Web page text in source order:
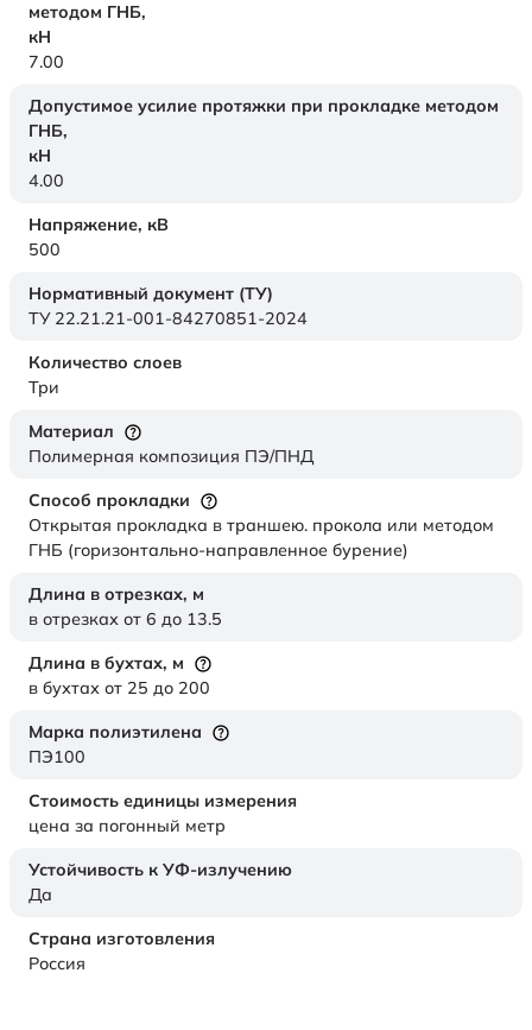
методом ГНБ,
кН
7.00
Допустимое усилие протяжки при прокладке методом
ГНБ,
кН
4.00
Напряжение, кВ
500
Нормативный документ (ТУ)
ТУ 22.21.21-001-84270851-2024
Количество слоев
Три
Материал
Полимерная композиция ПЭ/ПНД
Способ прокладки
Открытая прокладка в траншею. прокола или методом
ГНБ (горизонтально-направленное бурение)
Длина в отрезках, м
в отрезках от 6 до 13.5
Длина в бухтах, м
в бухтах от 25 до 200
Марка полиэтилена
ПЭ100
Стоимость единицы измерения
цена за погонный метр
Устойчивость к УФ-излучению
Да
Страна изготовления
Россия